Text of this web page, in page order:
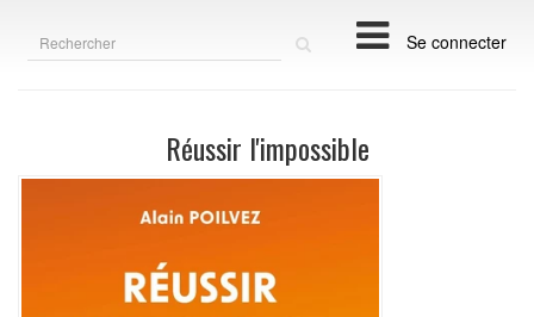
Se connecter
Réussir l'impossible